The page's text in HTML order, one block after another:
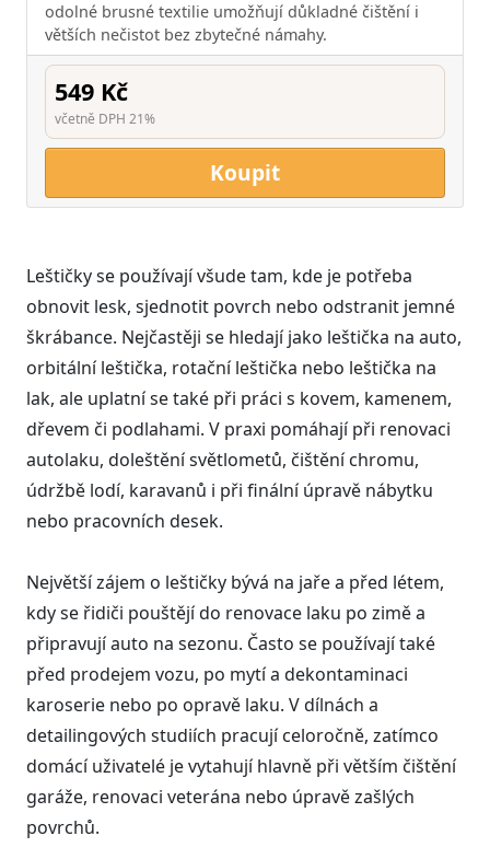
odolné brusné textilie umožňují důkladné čištění i
větších nečistot bez zbytečné námahy.
549 Kč
včetně DPH 21%
Koupit
Leštičky se používají všude tam, kde je potřeba
obnovit lesk, sjednotit povrch nebo odstranit jemné
škrábance. Nejčastěji se hledají jako leštička na auto,
orbitální leštička, rotační leštička nebo leštička na
lak, ale uplatní se také při práci s kovem, kamenem,
dřevem či podlahami. V praxi pomáhají při renovaci
autolaku, doleštění světlometů, čištění chromu,
údržbě lodí, karavanů i při finální úpravě nábytku
nebo pracovních desek.
Největší zájem o leštičky bývá na jaře a před létem,
kdy se řidiči pouštějí do renovace laku po zimě a
připravují auto na sezonu. Často se používají také
před prodejem vozu, po mytí a dekontaminaci
karoserie nebo po opravě laku. V dílnách a
detailingových studiích pracují celoročně, zatímco
domácí uživatelé je vytahují hlavně při větším čištění
garáže, renovaci veterána nebo úpravě zašlých
povrchů.